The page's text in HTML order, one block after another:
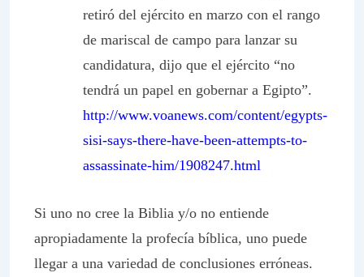
retiró del ejército en marzo con el rango
de mariscal de campo para lanzar su
candidatura, dijo que el ejército “no
tendrá un papel en gobernar a Egipto”.
http://www.voanews.com/content/egypts-
sisi-says-there-have-been-attempts-to-
assassinate-him/1908247.html
Si uno no cree la Biblia y/o no entiende
apropiadamente la profecía bíblica, uno puede
llegar a una variedad de conclusiones erróneas.